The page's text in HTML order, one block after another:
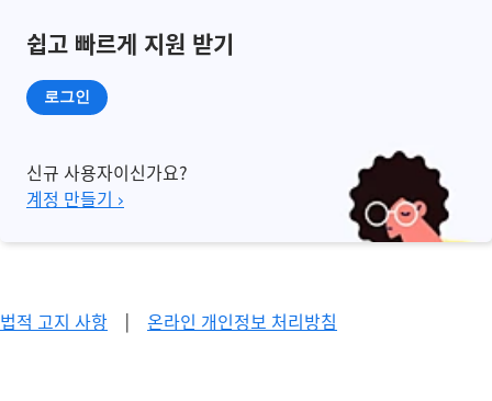
쉽고 빠르게 지원 받기
로그인
신규 사용자이신가요?
계정 만들기 ›
법적 고지 사항 | 온라인 개인정보 처리방침